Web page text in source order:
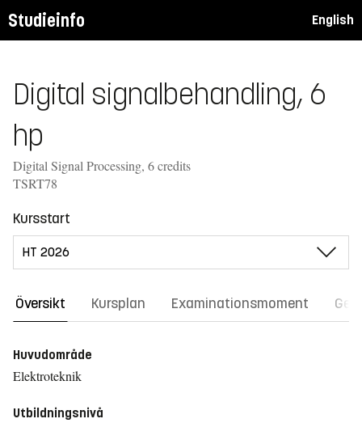
Studieinfo English
Digital signalbehandling, 6
hp
Digital Signal Processing, 6 credits
TSRT78
Kursstart
Översikt Kursplan Examinationsmoment
Huvudområde
Elektroteknik
Utbildningsnivå